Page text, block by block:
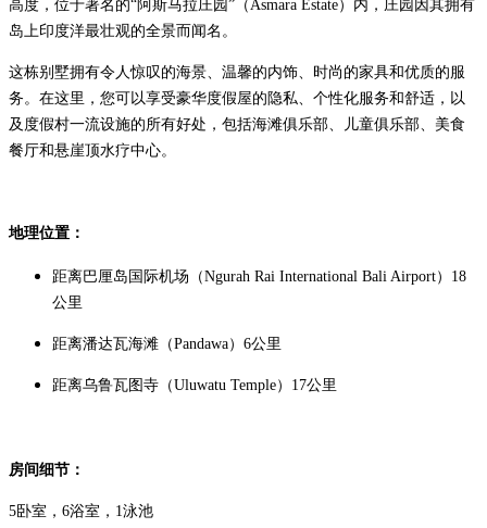
高度，位于著名的“阿斯马拉庄园”（Asmara Estate）内，庄园因其拥有
岛上印度洋最壮观的全景而闻名。
这栋别墅拥有令人惊叹的海景、温馨的内饰、时尚的家具和优质的服
务。 在这里，您可以享受豪华度假屋的隐私、个性化服务和舒适，以
及度假村一流设施的所有好处，包括海滩俱乐部、儿童俱乐部、美食
餐厅和悬崖顶水疗中心。
地理位置：
距离巴厘岛国际机场（Ngurah Rai International Bali Airport）18
公里
距离潘达瓦海滩（Pandawa）6公里
距离乌鲁瓦图寺（Uluwatu Temple）17公里
房间细节：
5卧室，6浴室，1泳池